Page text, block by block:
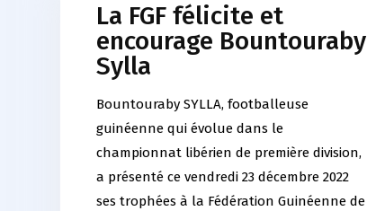
La FGF félicite et
encourage Bountouraby
Sylla
Bountouraby SYLLA, footballeuse
guinéenne qui évolue dans le
championnat libérien de première division,
a présenté ce vendredi 23 décembre 2022
ses trophées à la Fédération Guinéenne de